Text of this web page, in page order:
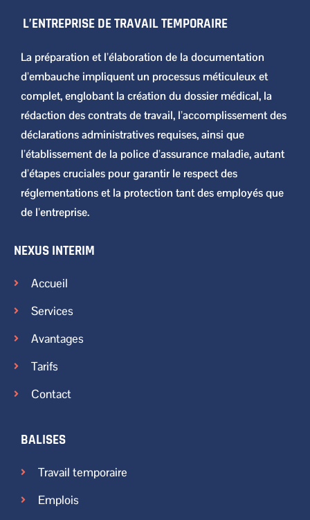
L’ENTREPRISE DE TRAVAIL TEMPORAIRE
La préparation et l’élaboration de la documentation
d’embauche impliquent un processus méticuleux et
complet, englobant la création du dossier médical, la
rédaction des contrats de travail, l’accomplissement des
déclarations administratives requises, ainsi que
l’établissement de la police d’assurance maladie, autant
d’étapes cruciales pour garantir le respect des
réglementations et la protection tant des employés que
de l’entreprise.
NEXUS INTERIM
Accueil
Services
Avantages
Tarifs
Contact
BALISES
Travail temporaire
Emplois